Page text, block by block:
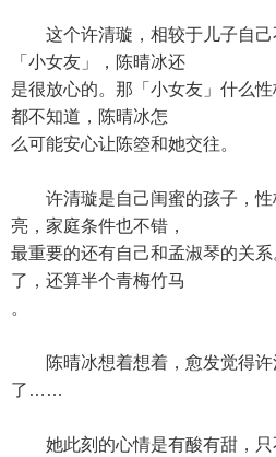
这个许清璇，相较于儿子自己
「小女友」，陈晴冰还
是很放心的。那「小女友」什么
都不知道，陈晴冰怎
么可能安心让陈箜和她交往。
许清璇是自己闺蜜的孩子，性
亮，家庭条件也不错，
最重要的还有自己和孟淑琴的关
了，还算半个青梅竹马
。
陈晴冰想着想着，愈发觉得许
了……
她此刻的心情是有酸有甜，只